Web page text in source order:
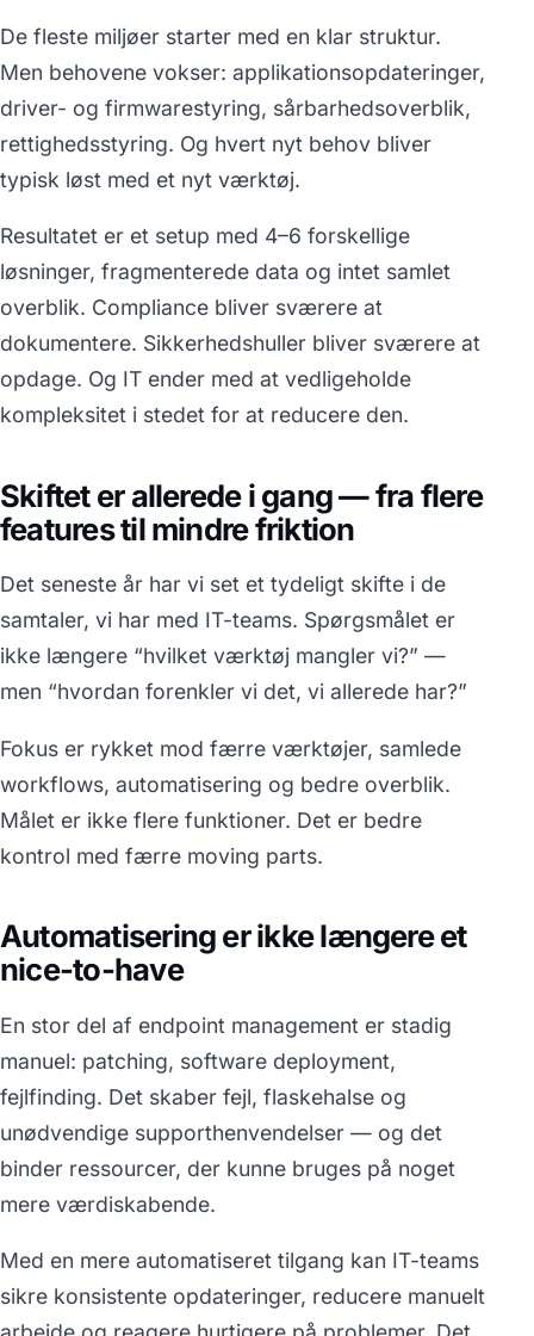
De fleste miljøer starter med en klar struktur.
Men behovene vokser: applikationsopdateringer,
driver- og firmwarestyring, sårbarhedsoverblik,
rettighedsstyring. Og hvert nyt behov bliver
typisk løst med et nyt værktøj.
Resultatet er et setup med 4–6 forskellige
løsninger, fragmenterede data og intet samlet
overblik. Compliance bliver sværere at
dokumentere. Sikkerhedshuller bliver sværere at
opdage. Og IT ender med at vedligeholde
kompleksitet i stedet for at reducere den.
Skiftet er allerede i gang — fra flere
features til mindre friktion
Det seneste år har vi set et tydeligt skifte i de
samtaler, vi har med IT-teams. Spørgsmålet er
ikke længere “hvilket værktøj mangler vi?” —
men “hvordan forenkler vi det, vi allerede har?”
Fokus er rykket mod færre værktøjer, samlede
workflows, automatisering og bedre overblik.
Målet er ikke flere funktioner. Det er bedre
kontrol med færre moving parts.
Automatisering er ikke længere et
nice-to-have
En stor del af endpoint management er stadig
manuel: patching, software deployment,
fejlfinding. Det skaber fejl, flaskehalse og
unødvendige supporthenvendelser — og det
binder ressourcer, der kunne bruges på noget
mere værdiskabende.
Med en mere automatiseret tilgang kan IT-teams
sikre konsistente opdateringer, reducere manuelt